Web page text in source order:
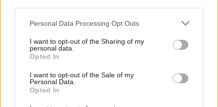
Please note that this website/app uses one or more Google
not limited to your visit or usage behaviour. You may click to
grant or deny consent to Google and its third-party tags to
use your data for below specified purposes in below Google
consent section.
Personal Data Processing Opt Outs
I want to opt-out of the Sharing of my
personal data.
Opted In
I want to opt-out of the Sale of my
Personal Data.
Opted In
Atyám, Zorn (1.), A nevem: Earl (1-4.), APB - A
milliárdos körzet (1.), Bob burgerfalodája (1-3.)
Címkék:Bob burgerfalodája